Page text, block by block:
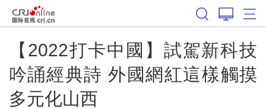
【2022打卡中國】試駕新科技
吟誦經典詩 外國網紅這樣觸摸
多元化山西